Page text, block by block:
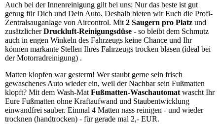
Auch bei der Innenreinigung gilt bei uns: Nur das beste ist gut
genug für Dich und Dein Auto. Deshalb bieten wir Euch die Profi-
Zentralsauganlage von Aircontrol. Mit 2 Saugern pro Platz und
zusätzlicherDruckluft-Reinigungsdüse - so bleibt dem Schmutz
auch in engen Winkeln des Fahrzeugs keine Chance und Ihr
können markante Stellen Ihres Fahrzeugs trocken blasen (ideal bei
der Motorradreinigung) .
Matten klopfen war gesterm! Wer staubt gerne sein frisch
gewaschenes Auto wieder ein, weil der Nachbar sein Fußmatten
klopft? Mit dem Wash-Mat Fußmatten-Waschautomat wascht Ihr
Eure Fußmatten ohne Kraftaufwand und Staubentwicklung
einwandfrei sauber. Einmal 4 Matten nass reinigen - und wieder
trocknen (handtrocken) - für gerade mal 2,- EUR.